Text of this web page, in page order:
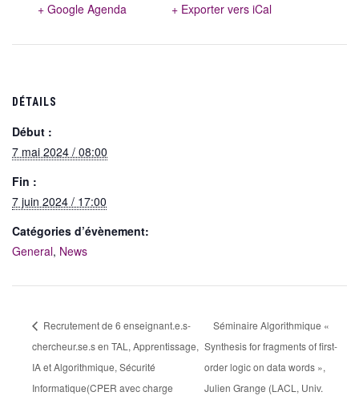
+ Google Agenda + Exporter vers iCal
DÉTAILS
Début :
7 mai 2024 / 08:00
Fin :
7 juin 2024 / 17:00
Catégories d’évènement:
General, News
Recrutement de 6 enseignant.e.s-
chercheur.se.s en TAL, Apprentissage,
IA et Algorithmique, Sécurité
Informatique(CPER avec charge
Séminaire Algorithmique «
Synthesis for fragments of first-
order logic on data words »,
Julien Grange (LACL, Univ.